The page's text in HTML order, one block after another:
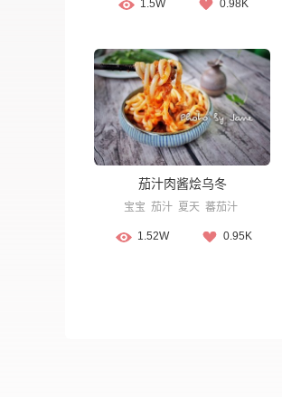
1.5W 0.98K
茄汁肉酱烩乌冬
宝宝 茄汁 夏天 蕃茄汁
1.52W 0.95K